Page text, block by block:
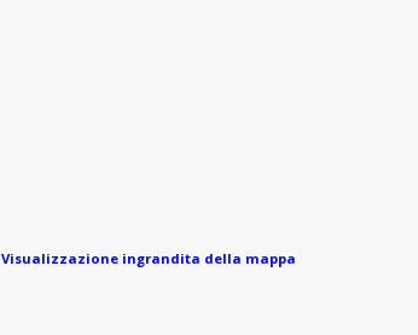
Visualizzazione ingrandita della mappa